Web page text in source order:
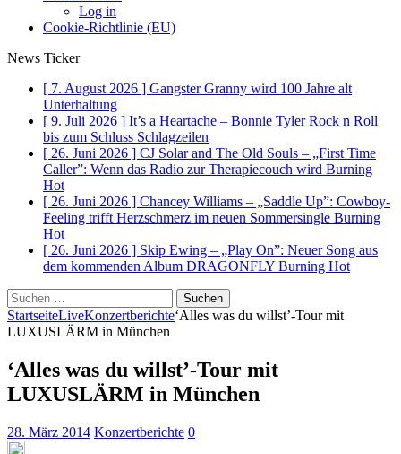
Log in
Cookie-Richtlinie (EU)
News Ticker
[ 7. August 2026 ] Gangster Granny wird 100 Jahre alt
Unterhaltung
[ 9. Juli 2026 ] It’s a Heartache – Bonnie Tyler Rock n Roll
bis zum Schluss Schlagzeilen
[ 26. Juni 2026 ] CJ Solar and The Old Souls – „First Time
Caller”: Wenn das Radio zur Therapiecouch wird Burning
Hot
[ 26. Juni 2026 ] Chancey Williams – „Saddle Up”: Cowboy-
Feeling trifft Herzschmerz im neuen Sommersingle Burning
Hot
[ 26. Juni 2026 ] Skip Ewing – „Play On”: Neuer Song aus
dem kommenden Album DRAGONFLY Burning Hot
Suchen
nach:
StartseiteLiveKonzertberichte‘Alles was du willst’-Tour mit
LUXUSLÄRM in München
‘Alles was du willst’-Tour mit
LUXUSLÄRM in München
28. März 2014 Konzertberichte 0